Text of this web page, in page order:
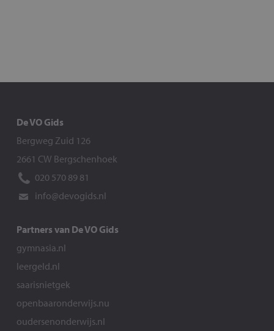
De VO Gids
Bergweg Zuid 126
2661 CW Bergschenhoek
020 570 89 81
info@devogids.nl
Partners van De VO Gids
gymnasia.nl
leergeld.nl
saarisnietgek
openbaaronderwijs.nu
oudersenonderwijs.nl